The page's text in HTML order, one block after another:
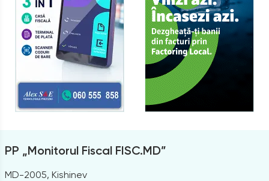
PP „Monitorul Fiscal FISC.MD”
MD-2005, Kishinev